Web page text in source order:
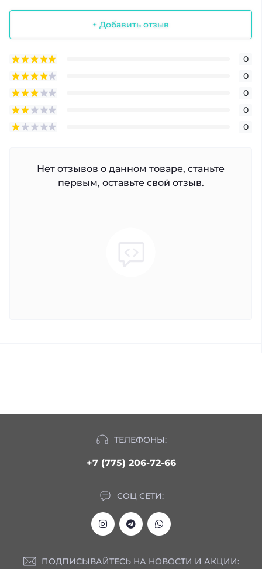
+ Добавить отзыв
0
0
0
0
0
Нет отзывов о данном товаре, станьте
первым, оставьте свой отзыв.
ТЕЛЕФОНЫ:
+7 (775) 206-72-66
СОЦ СЕТИ:
ПОДПИСЫВАЙТЕСЬ НА НОВОСТИ И АКЦИИ: